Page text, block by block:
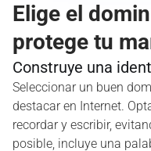
Elige el
protege tu
Construye una
Seleccionar un buen
destacar en Internet.
recordar y escribir,
posible, incluye una